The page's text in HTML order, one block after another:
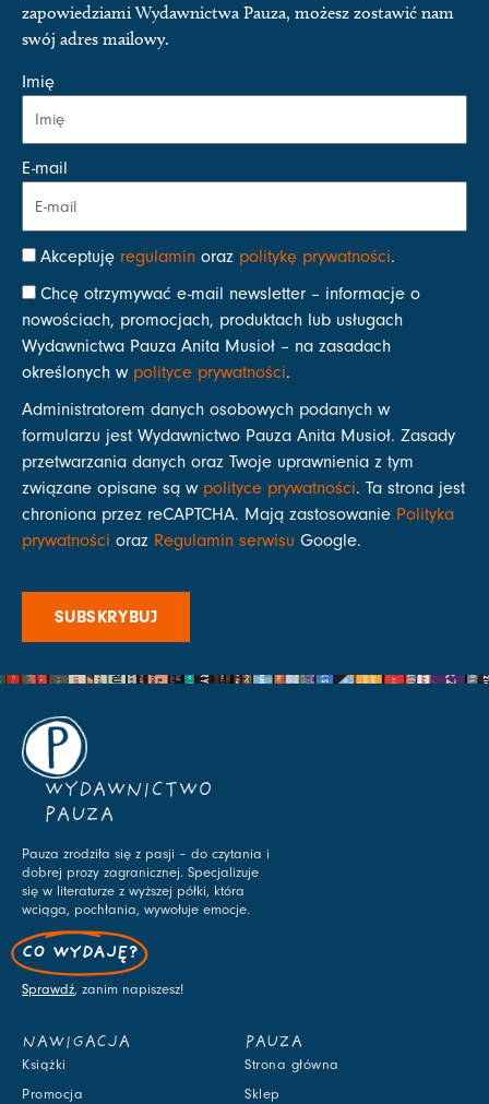
zapowiedziami Wydawnictwa Pauza, możesz zostawić nam
swój adres mailowy.
Imię
E-mail
Akceptuję regulamin oraz politykę prywatności.
Chcę otrzymywać e-mail newsletter – informacje o
nowościach, promocjach, produktach lub usługach
Wydawnictwa Pauza Anita Musioł – na zasadach
określonych w polityce prywatności.
Administratorem danych osobowych podanych w
formularzu jest Wydawnictwo Pauza Anita Musioł. Zasady
przetwarzania danych oraz Twoje uprawnienia z tym
związane opisane są w polityce prywatności. Ta strona jest
chroniona przez reCAPTCHA. Mają zastosowanie Polityka
prywatności oraz Regulamin serwisu Google.
SUBSKRYBUJ
WYDAWNICTWO
PAUZA
Pauza zrodziła się z pasji – do czytania i
dobrej prozy zagranicznej. Specjalizuje
się w literaturze z wyższej półki, która
wciąga, pochłania, wywołuje emocje.
CO WYDAJĘ?
Sprawdź, zanim napiszesz!
NAWIGACJA
Książki
Promocja
PAUZA
Strona główna
Sklep